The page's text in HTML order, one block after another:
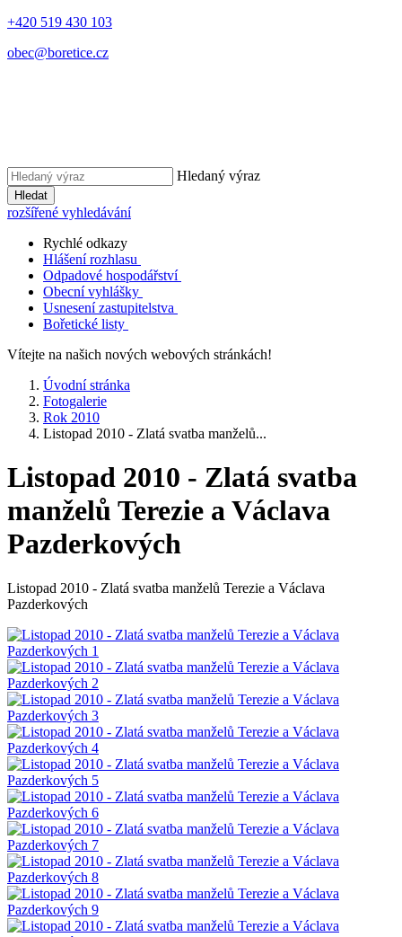
+420 519 430 103
obec@boretice.cz
Hledaný výraz
Hledat
rozšířené vyhledávání
Rychlé odkazy
Hlášení rozhlasu
Odpadové hospodářství
Obecní vyhlášky
Usnesení zastupitelstva
Bořetické listy
Vítejte na našich nových webových stránkách!
Úvodní stránka
Fotogalerie
Rok 2010
Listopad 2010 - Zlatá svatba manželů...
Listopad 2010 - Zlatá svatba
manželů Terezie a Václava
Pazderkových
Listopad 2010 - Zlatá svatba manželů Terezie a Václava
Pazderkových